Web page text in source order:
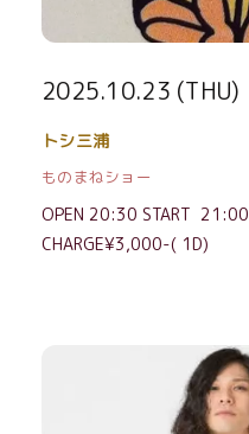
2025.10.23 (THU)
トシ三浦
ものまねショー
OPEN 20:30 START 21:00
CHARGE¥3,000-( 1D)